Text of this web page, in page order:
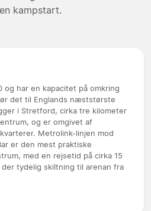
kampstart.
og har en kapacitet på omkring
det til Englands næststørste
i Stretford, cirka tre kilometer
og er omgivet af
Metrolink-linjen mod
er den mest praktiske
med en rejsetid på cirka 15
der tydelig skiltning til arenan fra